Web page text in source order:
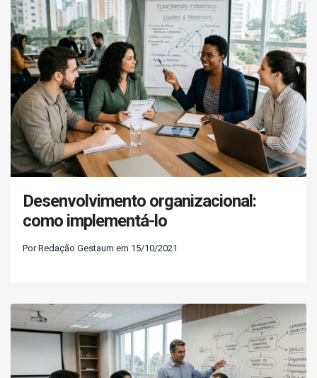
Desenvolvimento organizacional:
como implementá-lo
Por Redação Gestaum em 15/10/2021